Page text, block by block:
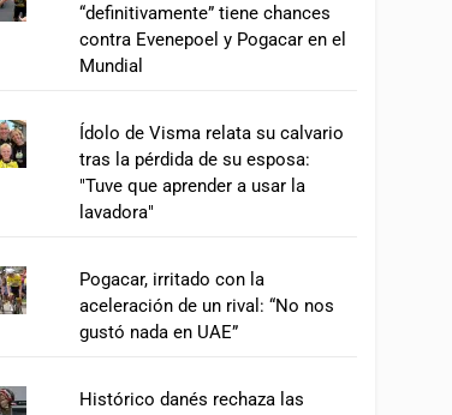
“definitivamente” tiene chances
contra Evenepoel y Pogacar en el
Mundial
Ídolo de Visma relata su calvario
tras la pérdida de su esposa:
"Tuve que aprender a usar la
lavadora"
Pogacar, irritado con la
aceleración de un rival: “No nos
gustó nada en UAE”
Histórico danés rechaza las